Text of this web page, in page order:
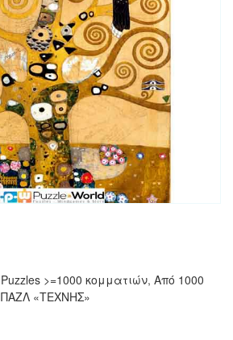
Puzzles >=1000 κομματιών, Από 1000
ΠΑΖΛ «ΤΕΧΝΗΣ»